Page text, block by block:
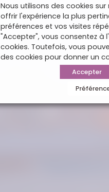
Nous utilisons des cookies
offrir l'expérience la plus
préférences et vos visites
"Accepter", vous consentez à
cookies. Toutefois, vous
des cookies pour donner un
Accepter